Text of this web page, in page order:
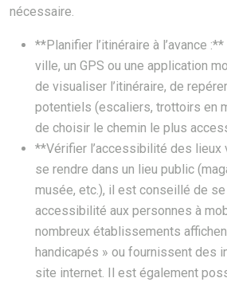
nécessaire.
**Planifier l’itinéraire à l’avance
ville, un GPS ou une application
de visualiser l’itinéraire, de
potentiels (escaliers, trottoirs en
de choisir le chemin le plus
**Vérifier l’accessibilité des lieux
se rendre dans un lieu public
musée, etc.), il est conseillé de
accessibilité aux personnes à
nombreux établissements
handicapés » ou fournissent des
site internet. Il est également